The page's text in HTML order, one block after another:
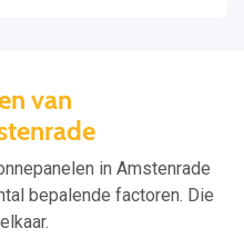
van
in Amstenrade
bepalende factoren. Die